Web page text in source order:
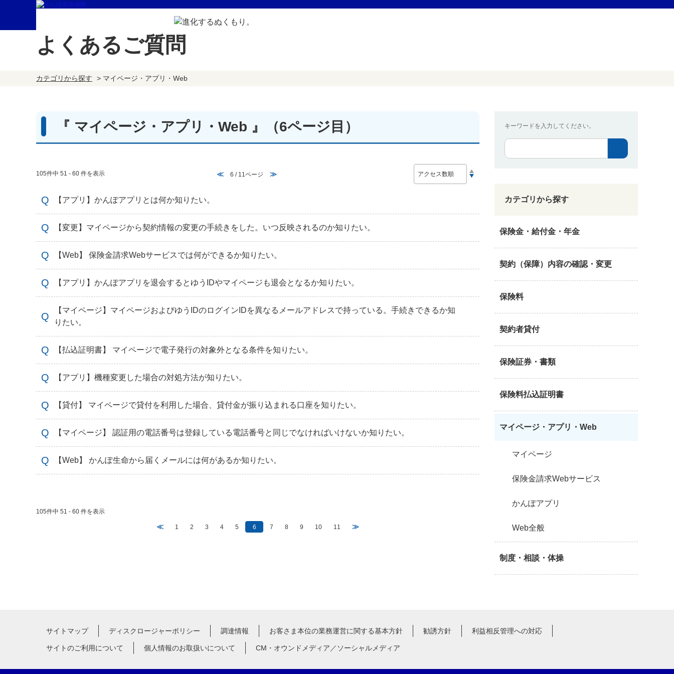
よくあるご質問
カテゴリから探す > マイページ・アプリ・Web
キーワードを入力してください。
カテゴリから探す
保険金・給付金・年金
契約（保障）内容の確認・変更
保険料
契約者貸付
保険証券・書類
保険料払込証明書
マイページ・アプリ・Web
マイページ
保険金請求Webサービス
かんぽアプリ
Web全般
制度・相談・体操
『 マイページ・アプリ・Web 』 （6ページ目）
105件中 51 - 60 件を表示 ≪ 6 / 11ページ ≫
【アプリ】かんぽアプリとは何か知りたい。
【変更】マイページから契約情報の変更の手続きをした。いつ反映されるのか知りたい。
【Web】 保険金請求Webサービスでは何ができるか知りたい。
【アプリ】かんぽアプリを退会するとゆうIDやマイページも退会となるか知りたい。
【マイページ】マイページおよびゆうIDのログインIDを異なるメールアドレスで持っている。手続きできるか知
りたい。
【払込証明書】 マイページで電子発行の対象外となる条件を知りたい。
【アプリ】機種変更した場合の対処方法が知りたい。
【貸付】 マイページで貸付を利用した場合、貸付金が振り込まれる口座を知りたい。
【マイページ】 認証用の電話番号は登録している電話番号と同じでなければいけないか知りたい。
【Web】 かんぽ生命から届くメールには何があるか知りたい。
105件中 51 - 60 件を表示
≪ 1 2 3 4 5 6 7 8 9 10 11 ≫
サイトマップ ディスクロージャーポリシー 調達情報 お客さま本位の業務運営に関する基本方針 勧誘方針 利益相反管理への対応
サイトのご利用について 個人情報のお取扱いについて CM・オウンドメディア／ソーシャルメディア